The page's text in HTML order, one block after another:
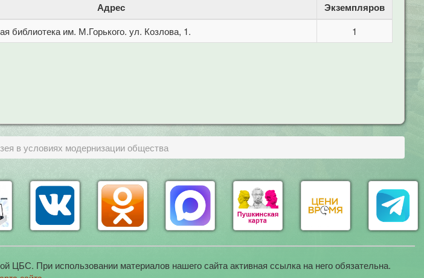
Адрес Экземпляров
библиотека им. М.Горького. ул. Козлова, 1. 1
в условиях модернизации общества
ЦБС. При использовании материалов нашего сайта активная ссылка на него обязательна.